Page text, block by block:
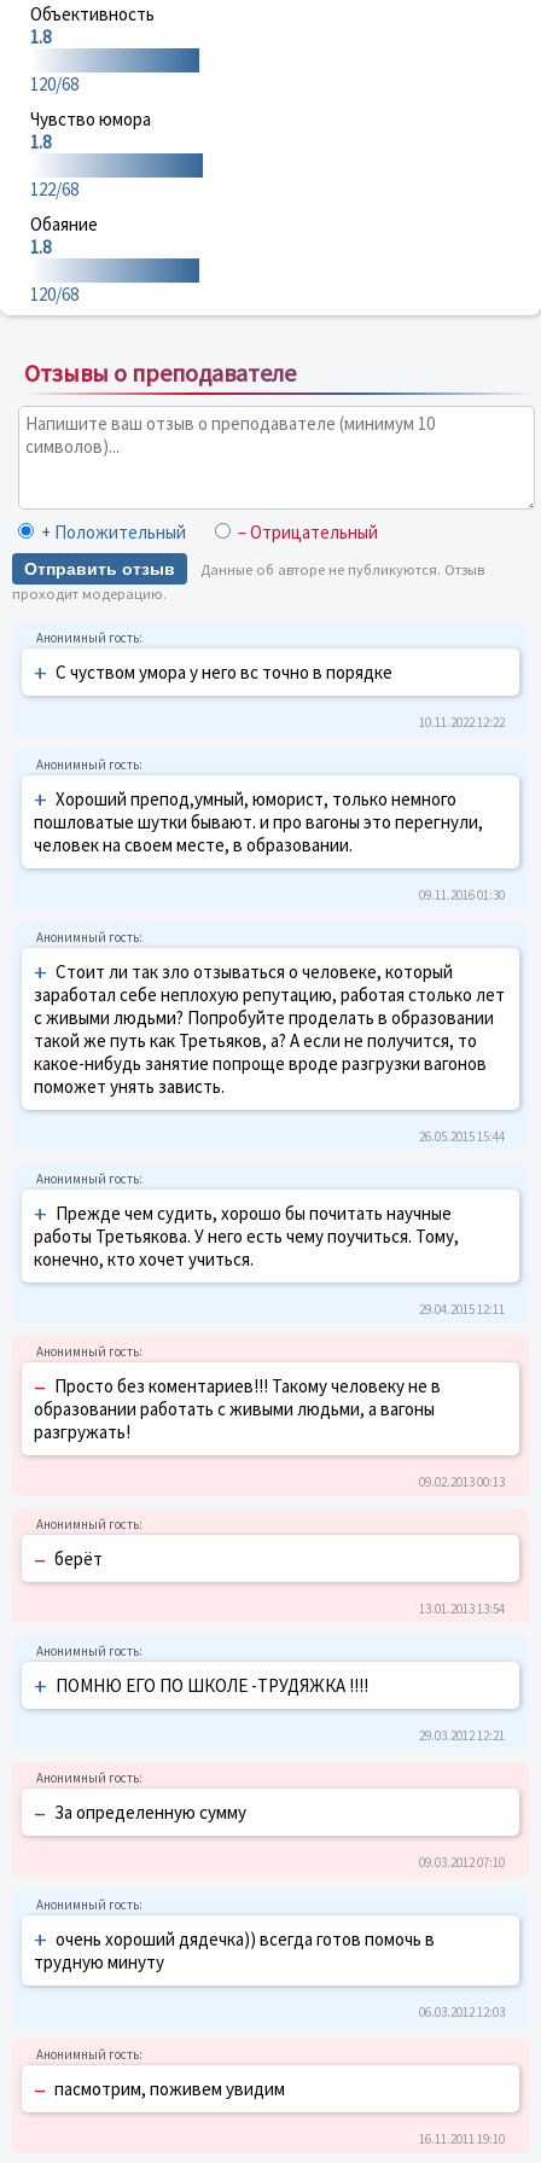
Объективность
1.8
120/68
Чувство юмора
1.8
122/68
Обаяние
1.8
120/68
Отзывы о преподавателе
+ Положительный – Отрицательный
Отправить отзыв
Данные об авторе не публикуются. Отзыв
проходит модерацию.
+ С чуством умора у него вс точно в порядке
10.11.2022 12:22
+ Хороший препод,умный, юморист, только немного
пошловатые шутки бывают. и про вагоны это перегнули,
человек на своем месте, в образовании.
09.11.2016 01:30
+ Стоит ли так зло отзываться о человеке, который
заработал себе неплохую репутацию, работая столько лет
с живыми людьми? Попробуйте проделать в образовании
такой же путь как Третьяков, а? А если не получится, то
какое-нибудь занятие попроще вроде разгрузки вагонов
поможет унять зависть.
26.05.2015 15:44
+ Прежде чем судить, хорошо бы почитать научные
работы Третьякова. У него есть чему поучиться. Тому,
конечно, кто хочет учиться.
29.04.2015 12:11
– Просто без коментариев!!! Такому человеку не в
образовании работать с живыми людьми, а вагоны
разгружать!
09.02.2013 00:13
– берёт
13.01.2013 13:54
+ ПОМНЮ ЕГО ПО ШКОЛЕ -ТРУДЯЖКА !!!!
29.03.2012 12:21
– За определенную сумму
09.03.2012 07:10
+ очень хороший дядечка)) всегда готов помочь в
трудную минуту
06.03.2012 12:03
– пасмотрим, поживем увидим
16.11.2011 19:10